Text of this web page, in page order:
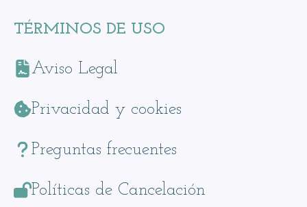
TÉRMINOS DE USO
Aviso Legal
Privacidad y cookies
Preguntas frecuentes
Políticas de Cancelación